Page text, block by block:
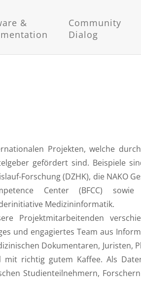
&
Community
Dialog
Medizininformatik.
Projektmitarbeitenden
und engagiertes Team aus
Dokumentaren, Juristen,
mit richtig gutem Kaffee. Als
Studienteilnehmern,